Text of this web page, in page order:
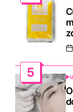
IN
5
IN